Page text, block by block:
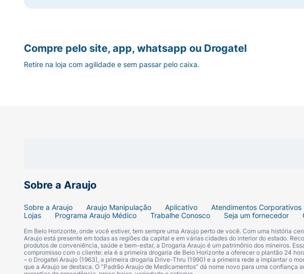
Sobre a Araujo
Sobre a Araujo Araujo Manipulação Aplicativo Atendimentos Corporativos
Lojas
Programa Araujo Médico Trabalhe Conosco Seja um fornecedor
Em Belo Horizonte, onde você estiver, tem sempre uma Araujo perto de você. Com uma história
Araujo está presente em todas as regiões da capital e em várias cidades do interior do estado.
produtos de conveniência, saúde e bem-estar, a Drogaria Araujo é um patrimônio dos mineiros.
compromisso com o cliente: ela é a primeira drogaria de Belo Horizonte a oferecer o plantão 24
– o Drogatel Araujo (1963), a primeira drogaria Drive-Thru (1990) e a primeira rede a implantar o
que a Araujo se destaca. O “Padrão Araujo de Medicamentos” dá nome novo para uma
Compre pelo site, app, whatsapp ou Drogatel
Retire na loja com agilidade e sem passar pelo caixa.